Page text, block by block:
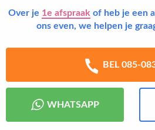
Over je 1e afspraakof heb je een
ons even, we helpen je
BEL 085-
WHATSAPP